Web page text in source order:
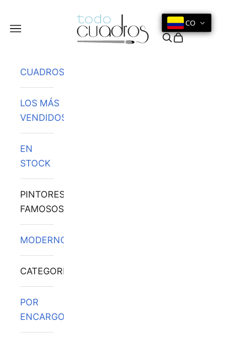
Menú
CO
Buscar
Cesta
CUADROS
LOS MÁS
VENDIDOS
EN
STOCK
PINTORES
FAMOSOS
MODERNOS
CATEGORÍAS
POR
ENCARGO